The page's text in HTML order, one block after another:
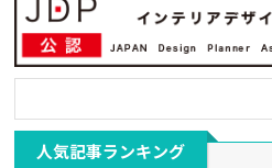
人気記事ランキング